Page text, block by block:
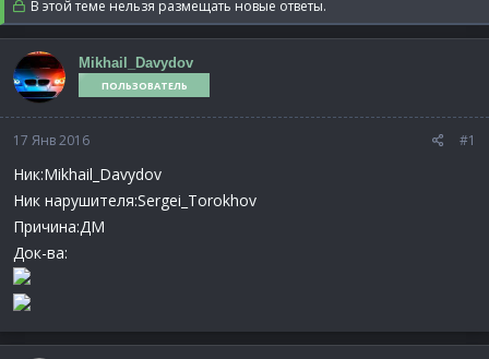
р
т
е
м
ы
н
а
а
л
В этой теме нельзя размещать новые ответы.
Mikhail_Davydov
ПОЛЬЗОВАТЕЛЬ
17 Янв 2016 #1
Ник:Mikhail_Davydov
Ник нарушителя:Sergei_Torokhov
Причина:ДМ
Док-ва: